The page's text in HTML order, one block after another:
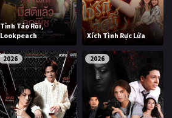
Tỉnh Táo Rồi,
Lookpeach
Xích Tình Rực Lửa
2026 2026